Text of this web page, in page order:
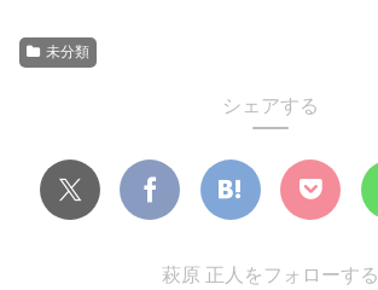
未分類
シェアする
萩原 正人をフォローする